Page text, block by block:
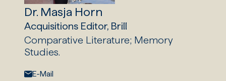
Dr. Masja Horn
Acquisitions Editor, Brill
Comparative Literature; Memory
Studies.
E-Mail:
E-Mail